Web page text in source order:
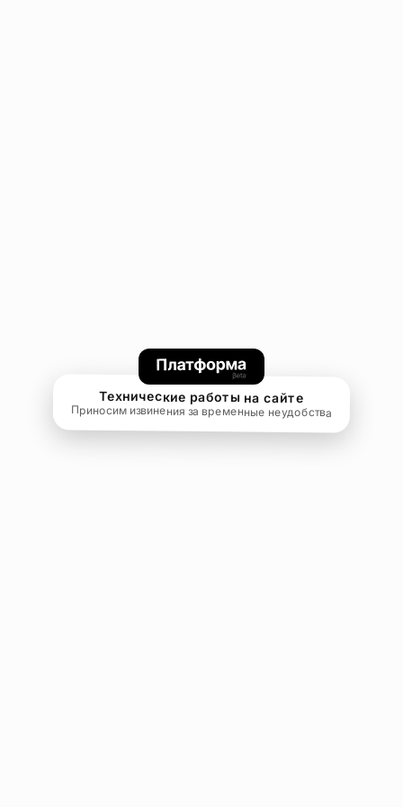
Технические работы на сайте
Приносим извинения за временные неудобства